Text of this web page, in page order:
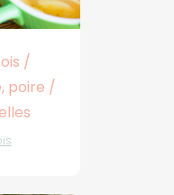
/
poire /